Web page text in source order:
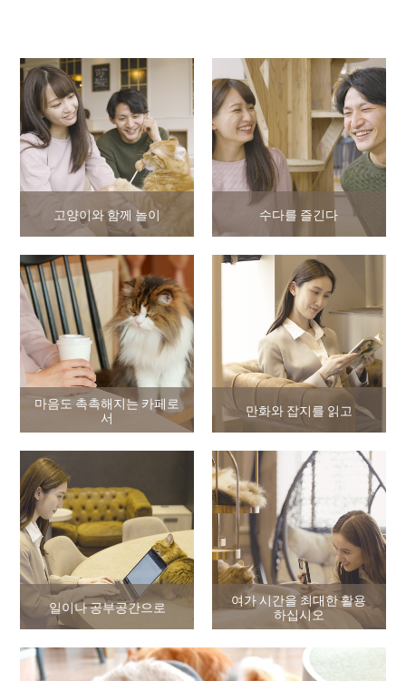
고양이와 함께 놀이 수다를 즐긴다
마음도 촉촉해지는 카페로
서
만화와 잡지를 읽고
일이나 공부공간으로
여가 시간을 최대한 활용
하십시오